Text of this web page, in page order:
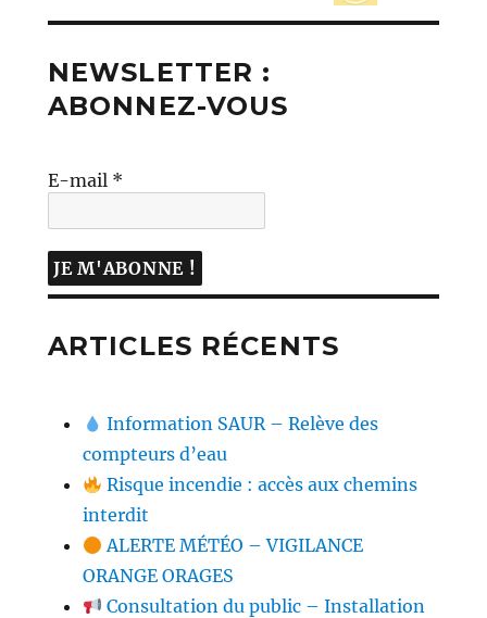
NEWSLETTER :
ABONNEZ-VOUS
E-mail *
ARTICLES RÉCENTS
Information SAUR – Relève des
compteurs d’eau
Risque incendie : accès aux chemins
interdit
ALERTE MÉTÉO – VIGILANCE
ORANGE ORAGES
Consultation du public – Installation